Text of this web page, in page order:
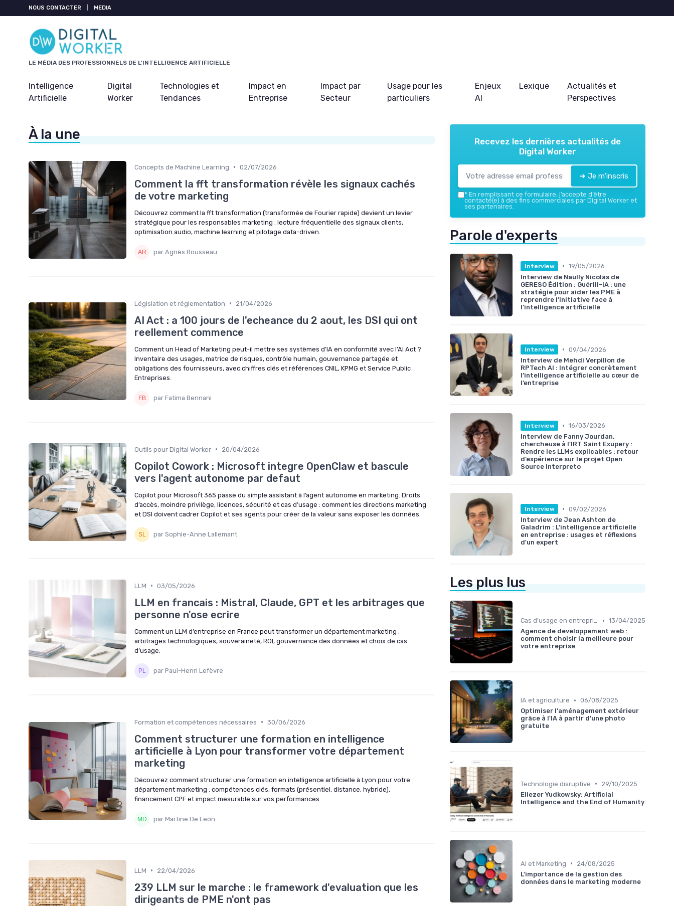
NOUS CONTACTER MEDIA
LE MÉDIA DES PROFESSIONNELS DE L'INTELLIGENCE ARTIFICIELLE
Intelligence
Artificielle
Digital
Worker
Technologies et
Tendances
Impact en
Entreprise
Impact par
Secteur
Usage pour les
particuliers
Enjeux
AI
Lexique
Actualités et
Perspectives
À la une
Concepts de Machine Learning • 02/07/2026
Comment la fft transformation révèle les signaux cachés
de votre marketing
Découvrez comment la fft transformation (transformée de Fourier rapide) devient un levier
stratégique pour les responsables marketing : lecture fréquentielle des signaux clients,
optimisation audio, machine learning et pilotage data-driven.
par Agnès Rousseau
Législation et réglementation • 21/04/2026
AI Act : a 100 jours de l'echeance du 2 aout, les DSI qui ont
reellement commence
Comment un Head of Marketing peut-il mettre ses systèmes d’IA en conformité avec l’AI Act ?
Inventaire des usages, matrice de risques, contrôle humain, gouvernance partagée et
obligations des fournisseurs, avec chiffres clés et références CNIL, KPMG et Service Public
Entreprises.
par Fatima Bennani
Outils pour Digital Worker • 20/04/2026
Copilot Cowork : Microsoft integre OpenClaw et bascule
vers l'agent autonome par defaut
Copilot pour Microsoft 365 passe du simple assistant à l’agent autonome en marketing. Droits
d’accès, moindre privilège, licences, sécurité et cas d’usage : comment les directions marketing
et DSI doivent cadrer Copilot et ses agents pour créer de la valeur sans exposer les données.
par Sophie-Anne Lallemant
LLM • 03/05/2026
LLM en francais : Mistral, Claude, GPT et les arbitrages que
personne n'ose ecrire
Comment un LLM d’entreprise en France peut transformer un département marketing :
arbitrages technologiques, souveraineté, ROI, gouvernance des données et choix de cas
d’usage.
par Paul-Henri Lefèvre
Formation et compétences nécessaires • 30/06/2026
Comment structurer une formation en intelligence
artificielle à Lyon pour transformer votre département
marketing
Découvrez comment structurer une formation en intelligence artificielle à Lyon pour votre
département marketing : compétences clés, formats (présentiel, distance, hybride),
financement CPF et impact mesurable sur vos performances.
par Martine De León
LLM • 22/04/2026
239 LLM sur le marche : le framework d'evaluation que les
dirigeants de PME n'ont pas
Recevez les dernières actualités de
Digital Worker
➔ Je m'inscris
* En remplissant ce formulaire, j’accepte d’être
contacté(e) à des fins commerciales par Digital Worker et
ses partenaires.
Parole d'experts
Interview • 19/05/2026
Interview de Naully Nicolas de
GERESO Édition : Guérill-iA : une
stratégie pour aider les PME à
reprendre l’initiative face à
l’intelligence artificielle
Interview • 09/04/2026
Interview de Mehdi Verpillon de
RPTech AI : Intégrer concrètement
l’intelligence artificielle au cœur de
l’entreprise
Interview • 16/03/2026
Interview de Fanny Jourdan,
chercheuse à l'IRT Saint Exupery :
Rendre les LLMs explicables : retour
d’expérience sur le projet Open
Source Interpreto
Interview • 09/02/2026
Interview de Jean Ashton de
Galadrim : L'intelligence artificielle
en entreprise : usages et réflexions
d'un expert
Les plus lus
Cas d'usage en entreprise • 13/04/2025
Agence de developpement web :
comment choisir la meilleure pour
votre entreprise
IA et agriculture • 06/08/2025
Optimiser l'aménagement extérieur
grâce à l'IA à partir d'une photo
gratuite
Technologie disruptive •
29/10/2025
Eliezer Yudkowsky: Artificial
Intelligence and the End of Humanity
AI et Marketing •
24/08/2025
L'importance de la gestion des
données dans le marketing moderne
Panneau de gestion des cookies